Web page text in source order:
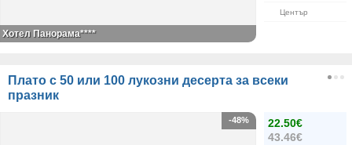
Център
Хотел Панорама****
Плато с 50 или 100 лукозни десерта за всеки
празник
22.50€
43.46€
-48%